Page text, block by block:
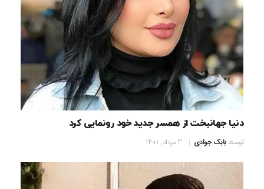
دنیا جهانبخت از همسر جدید خود رونمایی کرد
توسطبابک جوادی 3 مرداد, 1401